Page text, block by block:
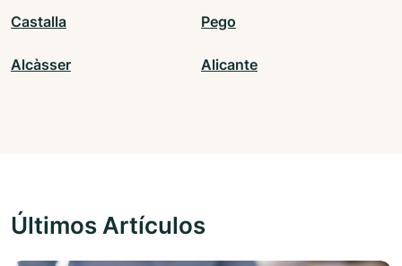
Castalla Pego
Alcàsser Alicante
Últimos Artículos